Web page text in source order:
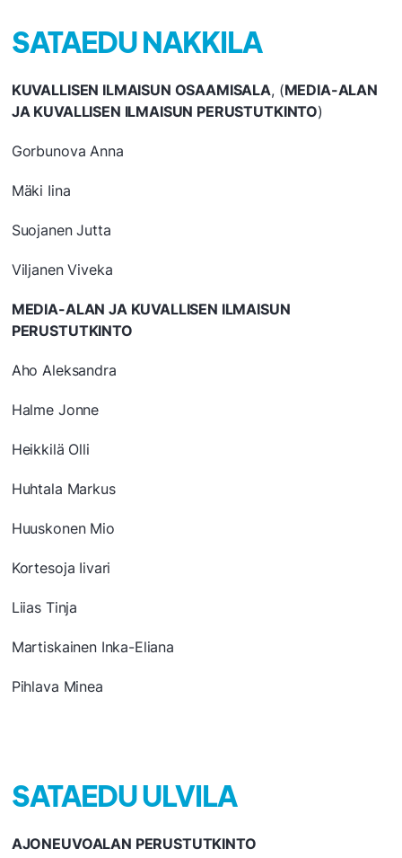
SATAEDU NAKKILA
KUVALLISEN ILMAISUN OSAAMISALA, (MEDIA-ALAN
JA KUVALLISEN ILMAISUN PERUSTUTKINTO)
Gorbunova Anna
Mäki Iina
Suojanen Jutta
Viljanen Viveka
MEDIA-ALAN JA KUVALLISEN ILMAISUN
PERUSTUTKINTO
Aho Aleksandra
Halme Jonne
Heikkilä Olli
Huhtala Markus
Huuskonen Mio
Kortesoja Iivari
Liias Tinja
Martiskainen Inka-Eliana
Pihlava Minea
SATAEDU ULVILA
AJONEUVOALAN PERUSTUTKINTO